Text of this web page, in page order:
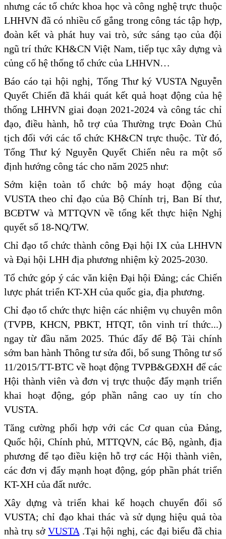
nhưng các tổ chức khoa học và công nghệ trực thuộc
LHHVN đã có nhiều cố gắng trong công tác tập hợp,
đoàn kết và phát huy vai trò, sức sáng tạo của đội
ngũ trí thức KH&CN Việt Nam, tiếp tục xây dựng và
củng cố hệ thống tổ chức của LHHVN…
Báo cáo tại hội nghị, Tổng Thư ký VUSTA Nguyễn
Quyết Chiến đã khái quát kết quả hoạt động của hệ
thống LHHVN giai đoạn 2021-2024 và công tác chỉ
đạo, điều hành, hỗ trợ của Thường trực Đoàn Chủ
tịch đối với các tổ chức KH&CN trực thuộc. Từ đó,
Tổng Thư ký Nguyễn Quyết Chiến nêu ra một số
định hướng công tác cho năm 2025 như:
Sớm kiện toàn tổ chức bộ máy hoạt động của
VUSTA theo chỉ đạo của Bộ Chính trị, Ban Bí thư,
BCĐTW và MTTQVN về tổng kết thực hiện Nghị
quyết số 18-NQ/TW.
Chỉ đạo tổ chức thành công Đại hội IX của LHHVN
và Đại hội LHH địa phương nhiệm kỳ 2025-2030.
Tổ chức góp ý các văn kiện Đại hội Đảng; các Chiến
lược phát triển KT-XH của quốc gia, địa phương.
Chỉ đạo tổ chức thực hiện các nhiệm vụ chuyên môn
(TVPB, KHCN, PBKT, HTQT, tôn vinh trí thức...)
ngay từ đầu năm 2025. Thúc đẩy để Bộ Tài chính
sớm ban hành Thông tư sửa đổi, bổ sung Thông tư số
11/2015/TT-BTC về hoạt động TVPB&GĐXH để các
Hội thành viên và đơn vị trực thuộc đẩy mạnh triển
khai hoạt động, góp phần nâng cao uy tín cho
VUSTA.
Tăng cường phối hợp với các Cơ quan của Đảng,
Quốc hội, Chính phủ, MTTQVN, các Bộ, ngành, địa
phương để tạo điều kiện hỗ trợ các Hội thành viên,
các đơn vị đẩy mạnh hoạt động, góp phần phát triển
KT-XH của đất nước.
Xây dựng và triển khai kế hoạch chuyển đổi số
VUSTA; chỉ đạo khai thác và sử dụng hiệu quả tòa
nhà trụ sởVUSTA.Tại hội nghị, các đại biểu đã chia